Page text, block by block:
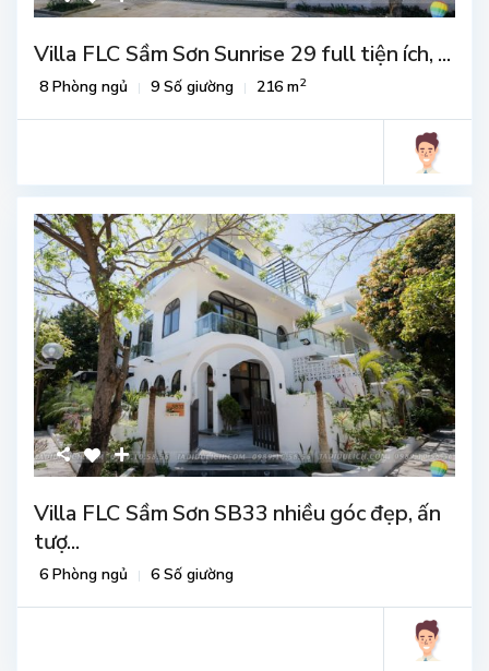
Villa FLC Sầm Sơn Sunrise 29 full tiện ích, ...
8 Phòng ngủ 9 Số giường 216 m2
Villa FLC Sầm Sơn SB33 nhiều góc đẹp, ấn
tượ...
6 Phòng ngủ 6 Số giường